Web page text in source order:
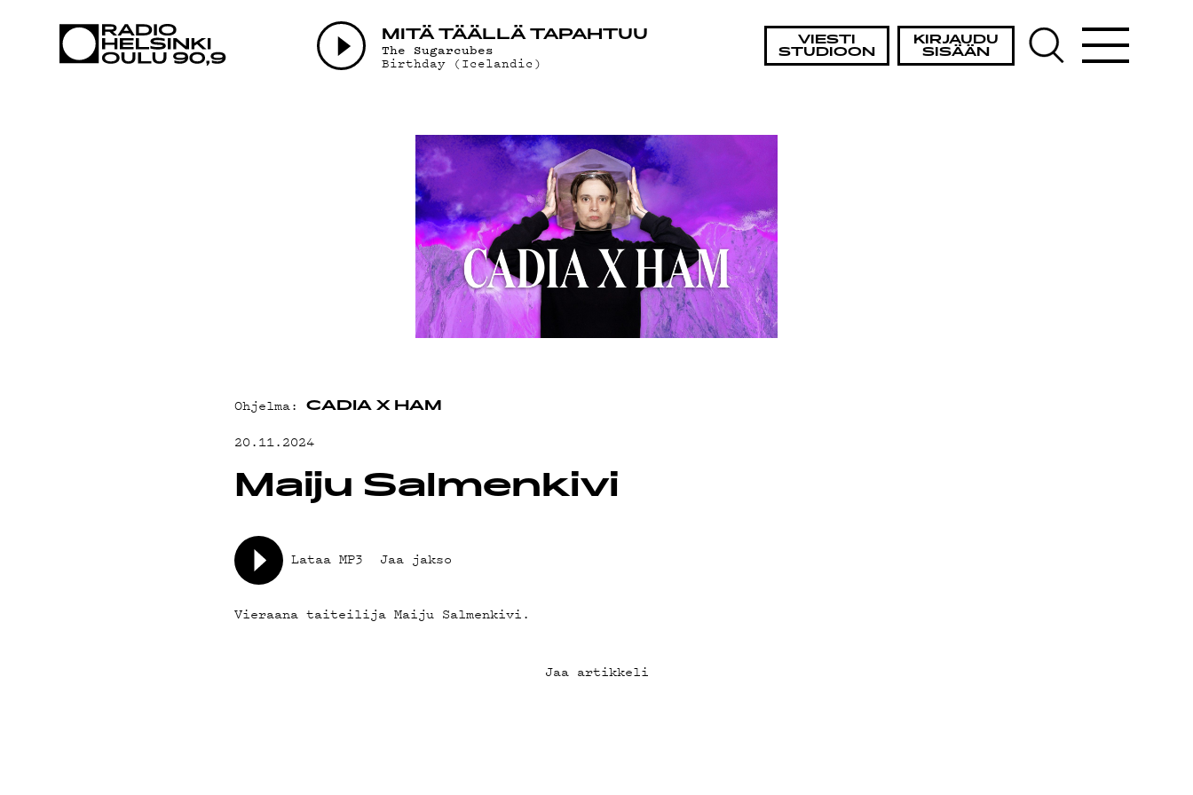
VIESTI
STUDIOON
KIRJAUDU
SISÄÄN
MITÄ TÄÄLLÄ TAPAHTUU
The Sugarcubes
Birthday (Icelandic)
AJANKOHTAISTA
YHTEYSTIEDOT
G LIVELAB
YSTÄVÄKLUBI
TIETOSUOJA
Ohjelma: CADIA X HAM
20.11.2024
Maiju Salmenkivi
Lataa MP3 Jaa jakso
Vieraana taiteilija Maiju Salmenkivi.
Jaa artikkeli